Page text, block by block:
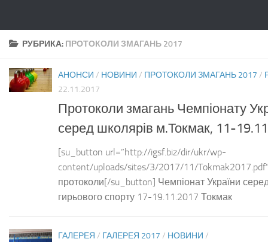
РУБРИКА: ПРОТОКОЛИ ЗМАГАНЬ 2017
АНОНСИ / НОВИНИ / ПРОТОКОЛИ ЗМАГАНЬ 2017 /
22.11.2017
Протоколи змагань Чемпіонату
серед школярів м.Токмак, 11-
[su_button url=”http://igsf.biz/dir/ukr/wp-
content/uploads/sites/3/2017/11/
протоколи[/su_button] Чемпіонат України
гирьового спорту 17-19.11.2017 Токмак
ГАЛЕРЕЯ / ГАЛЕРЕЯ 2017 / НОВИНИ /